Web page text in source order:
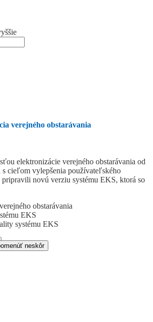
verejného obstarávania
elektronizácie verejného obstarávania od
s cieľom vylepšenia používateľského
pripravili novú verziu systému EKS, ktorá so
obstarávania
EKS
systému EKS
neskôr